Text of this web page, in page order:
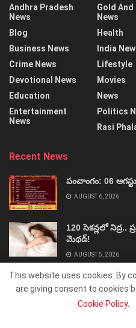
Andhra Pradesh
News
Blog
Business News
Crime News
Devotional News
Education
Entertainment
News
Gold And
News
Health
India
Lifestyle
Movies
News
Politics
Rasi
Recent News
పంచాంగం: 06
AUGUST 6, 2026
120 సెకన్లలో నిద్ర..
మెథడ్!
AUGUST 5, 2026
This website uses cookies. By
are giving consent to cookies
Cookie Policy.